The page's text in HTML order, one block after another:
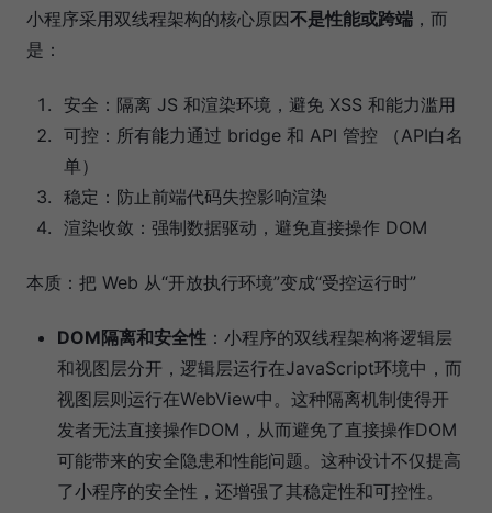
小程序采用双线程架构的核心原因不是性能或跨端 ，而
是：
安全：隔离 JS 和渲染环境，避免 XSS 和能力滥用
可控：所有能力通过 bridge 和 API 管控 （API白名
单）
稳定：防止前端代码失控影响渲染
渲染收敛：强制数据驱动，避免直接操作 DOM
本质：把 Web 从“开放执行环境”变成“受控运行时”
DOM隔离和安全性 ：小程序的双线程架构将逻辑层
和视图层分开，逻辑层运行在JavaScript环境中，而
视图层则运行在WebView中。这种隔离机制使得开
发者无法直接操作DOM，从而避免了直接操作DOM
可能带来的安全隐患和性能问题。这种设计不仅提高
了小程序的安全性，还增强了其稳定性和可控性。